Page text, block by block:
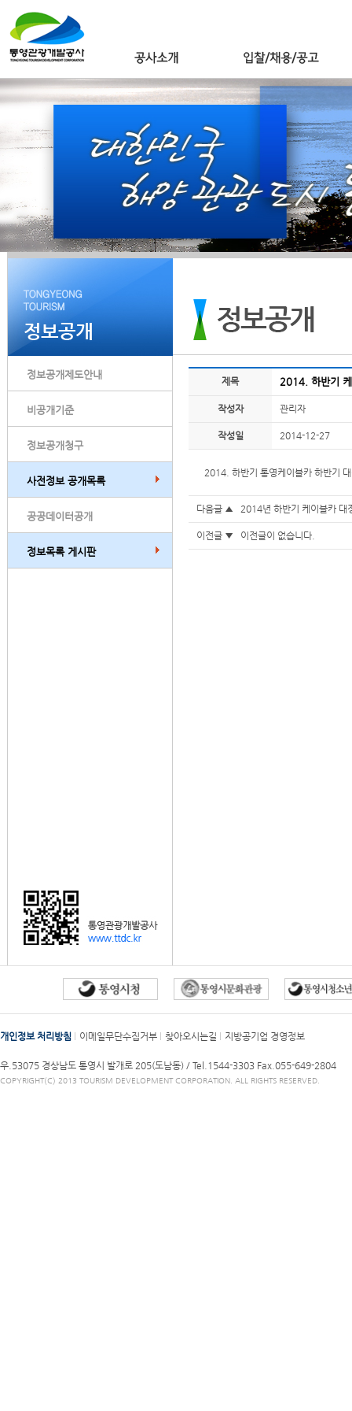
정보공개제도안내
비공개기준
정보공개청구
사전정보 공개목록
공공데이터공개
정보목록 게시판
제목 2014. 하반기
작성자 관리자
작성일 2014-12-27
2014. 하반기 통영케이블카 하반기
다음글 ▲ 2014년 하반기 케이블카 대
이전글 ▼ 이전글이 없습니다.
개인정보 처리방침 이메일무단수집거부 찾아오시는길 지방공기업 경영정보
우.53075 경상남도 통영시 발개로 205(도남동) / Tel.1544-3303 Fax.055-649-2804
COPYRIGHT(C) 2013 TOURISM DEVELOPMENT CORPORATION. ALL RIGHTS RESERVED.